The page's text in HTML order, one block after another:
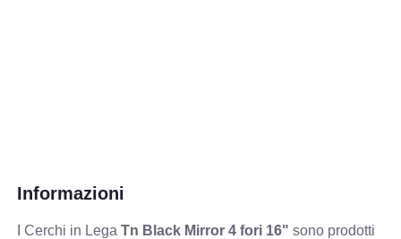
Informazioni
I Cerchi in LegaTn Black Mirror 4 fori 16" sono prodotti